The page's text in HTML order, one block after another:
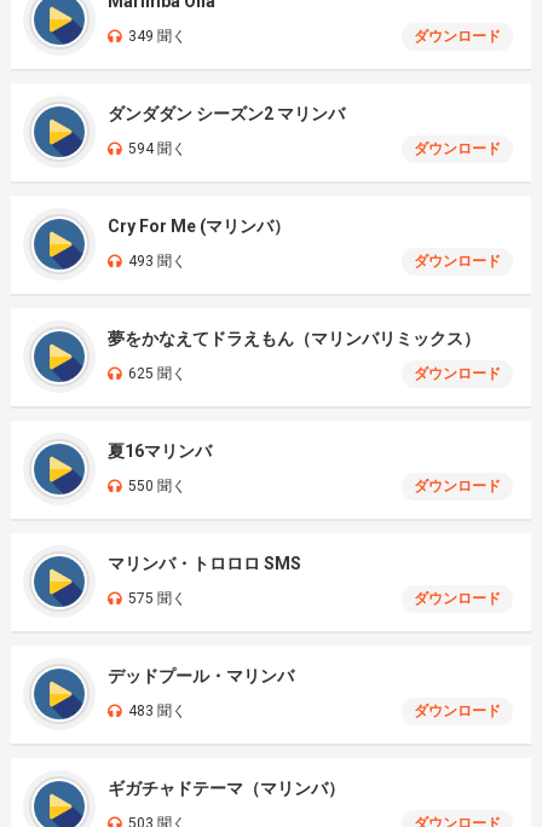
349 聞く ダウンロード
ダンダダン シーズン2 マリンバ
594 聞く ダウンロード
Cry For Me (マリンバ）
493 聞く ダウンロード
夢をかなえてドラえもん（マリンバリミックス）
625 聞く ダウンロード
夏16マリンバ
550 聞く ダウンロード
マリンバ・トロロロ SMS
575 聞く ダウンロード
デッドプール・マリンバ
483 聞く ダウンロード
ギガチャドテーマ（マリンバ）
503 聞く ダウンロード